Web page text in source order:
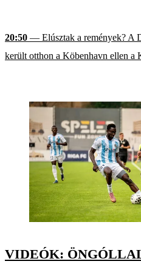
20:50 — Elúsztak a remények? A
került otthon a Köbenhavn ellen a
VIDEÓK: